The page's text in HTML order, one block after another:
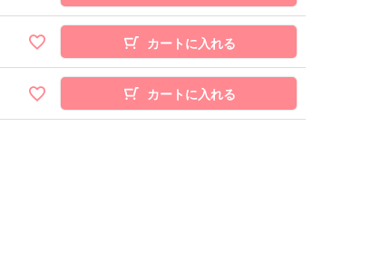
カートに入れる
カートに入れる